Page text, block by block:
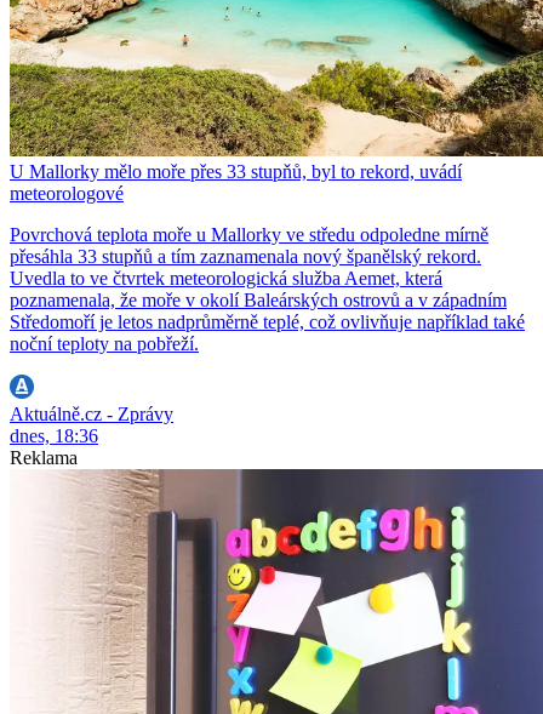
U Mallorky mělo moře přes 33 stupňů, byl to rekord, uvádí
meteorologové
Povrchová teplota moře u Mallorky ve středu odpoledne mírně
přesáhla 33 stupňů a tím zaznamenala nový španělský rekord.
Uvedla to ve čtvrtek meteorologická služba Aemet, která
poznamenala, že moře v okolí Baleárských ostrovů a v západním
Středomoří je letos nadprůměrně teplé, což ovlivňuje například také
noční teploty na pobřeží.
Aktuálně.cz - Zprávy
dnes, 18:36
Reklama